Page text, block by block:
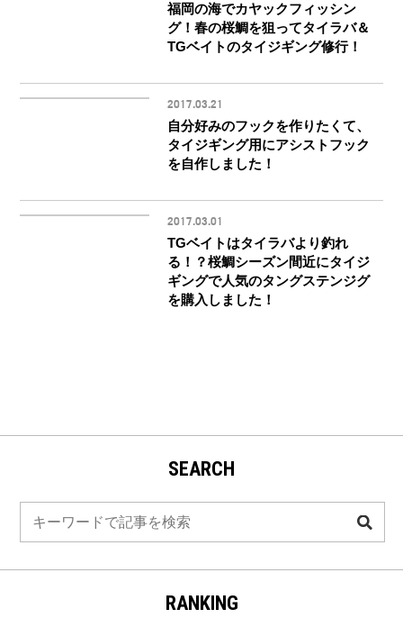
福岡の海でカヤックフィッシン
グ！春の桜鯛を狙ってタイラバ＆
TGベイトのタイジギング修行！
2017.03.21
自分好みのフックを作りたくて、
タイジギング用にアシストフック
を自作しました！
2017.03.01
TGベイトはタイラバより釣れ
る！？桜鯛シーズン間近にタイジ
ギングで人気のタングステンジグ
を購入しました！
SEARCH
RANKING